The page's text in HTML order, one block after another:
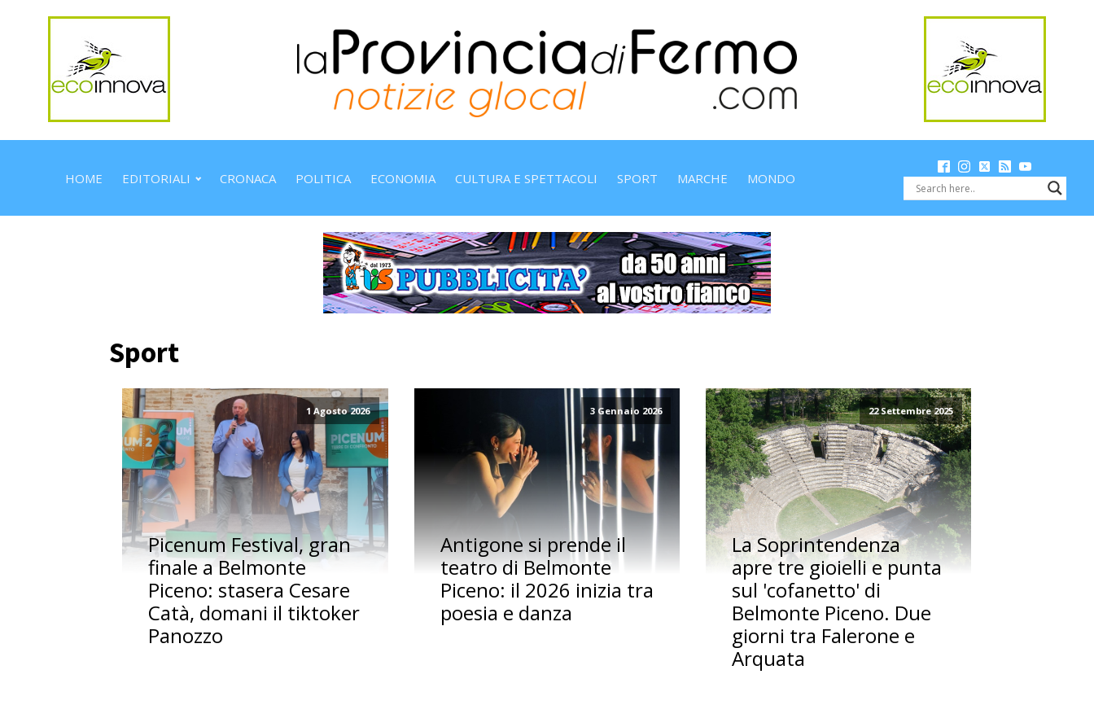
HOME EDITORIALI CRONACA POLITICA ECONOMIA CULTURA E SPETTACOLI SPORT MARCHE MONDO
Sport
1 Agosto 2026
Picenum Festival, gran
finale a Belmonte
Piceno: stasera Cesare
Catà, domani il tiktoker
Panozzo
3 Gennaio 2026
Antigone si prende il
teatro di Belmonte
Piceno: il 2026 inizia tra
poesia e danza
22 Settembre 2025
La Soprintendenza
apre tre gioielli e punta
sul 'cofanetto' di
Belmonte Piceno. Due
giorni tra Falerone e
Arquata